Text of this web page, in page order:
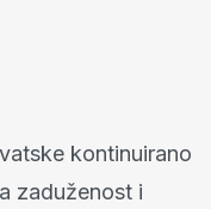
kontinuirano
zaduženost i